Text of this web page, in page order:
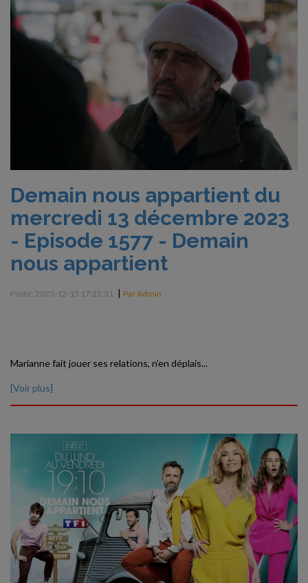
Demain nous appartient du
mercredi 13 décembre 2023
- Episode 1577 - Demain
nous appartient
Posté: 2023-12-15 17:22:31. | Par Admin
Marianne fait jouer ses relations, n’en déplais...
[Voir plus]